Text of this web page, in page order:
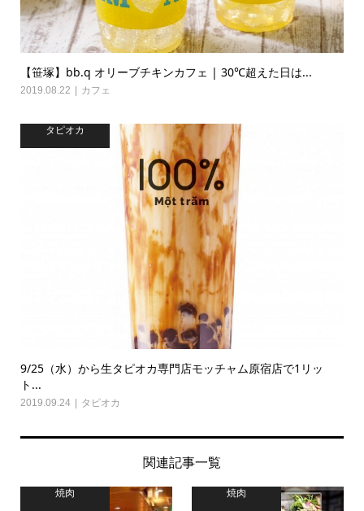
【笹塚】bb.q オリーブチキンカフェ | 30℃超えた日は...
2019.08.22 カフェ
タピオカ
9/25（水）から生タピオカ専門店モッチャム原宿店で1リッ
ト...
2019.09.24 タピオカ
関連記事一覧
焼肉 焼肉